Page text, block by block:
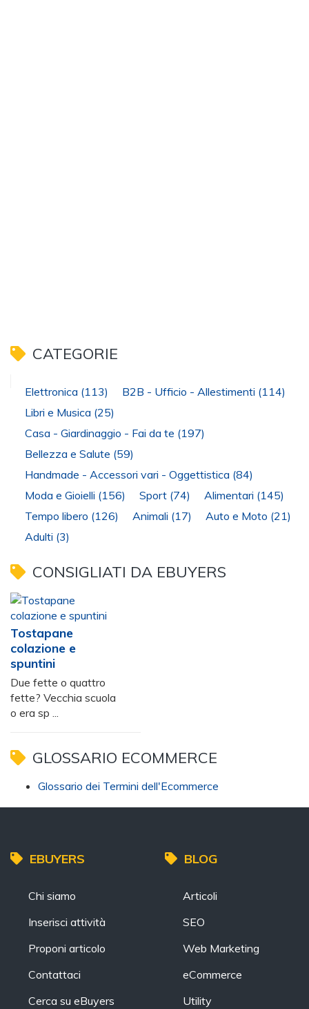
CATEGORIE
Elettronica (113) B2B - Ufficio - Allestimenti (114)
Libri e Musica (25)
Casa - Giardinaggio - Fai da te (197)
Bellezza e Salute (59)
Handmade - Accessori vari - Oggettistica (84)
Moda e Gioielli (156) Sport (74) Alimentari (145)
Tempo libero (126) Animali (17) Auto e Moto (21)
Adulti (3)
CONSIGLIATI DA EBUYERS
Tostapane
colazione e
spuntini
Due fette o quattro
fette? Vecchia scuola
o era sp ...
GLOSSARIO ECOMMERCE
Glossario dei Termini dell'Ecommerce
EBUYERS
Chi siamo
Inserisci attività
Proponi articolo
Contattaci
Cerca su eBuyers
BLOG
Articoli
SEO
Web Marketing
eCommerce
Utility